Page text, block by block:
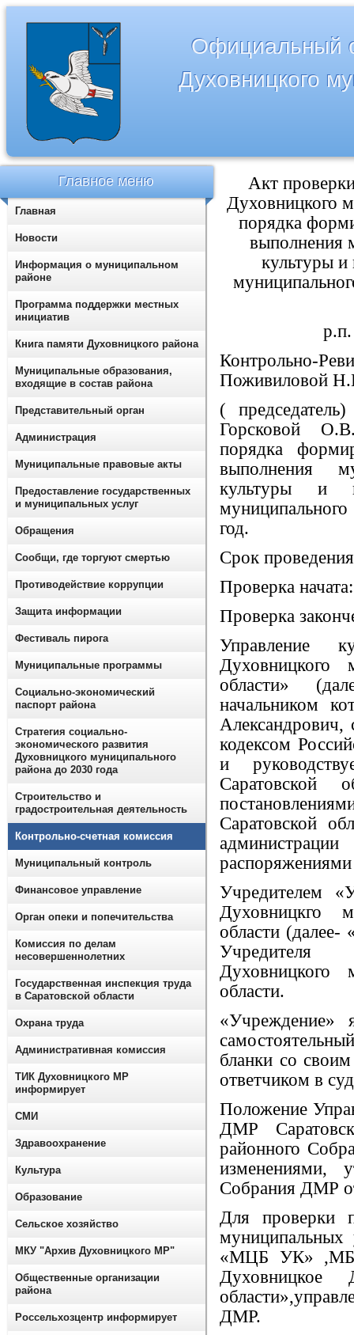
Официальный
Духовницкого
Акт
Духовницкого
порядка
выполнения
культуры
Контрольно-
Поживиловой
(
Горсковой
порядка
выполнения
культуры и
год.
Срок
Проверка
Проверка
Управление
Духовницкого
области»
начальником
Александрович,
кодексом
и
Саратовской
Саратовской
Учредителем
Духовницкго
области
Учредителя
Духовницкого
области.
«Учреждение»
бланки со
ответчиком в
Положение
ДМР
районного
изменениями,
Собрания ДМР
Для проверки
«МЦБ УК» ,МБУ
Духовницкое
ДМР.
Главное меню
Главная
Новости
Информация о муниципальном
районе
Программа поддержки местных
инициатив
Книга памяти Духовницкого района
Муниципальные образования,
входящие в состав района
Представительный орган
Администрация
Муниципальные правовые акты
Предоставление государственных
и муниципальных услуг
Обращения
Сообщи, где торгуют смертью
Противодействие коррупции
Защита информации
Фестиваль пирога
Муниципальные программы
Социально-экономический
паспорт района
Стратегия социально-
экономического развития
Духовницкого муниципального
района до 2030 года
Строительство и
градостроительная деятельность
Контрольно-счетная комиссия
Муниципальный контроль
Финансовое управление
Орган опеки и попечительства
Комиссия по делам
несовершеннолетних
Государственная инспекция труда
в Саратовской области
Охрана труда
Административная комиссия
ТИК Духовницкого МР
информирует
СМИ
Здравоохранение
Культура
Образование
Сельское хозяйство
МКУ "Архив Духовницкого МР"
Общественные организации
района
Россельхозцентр информирует